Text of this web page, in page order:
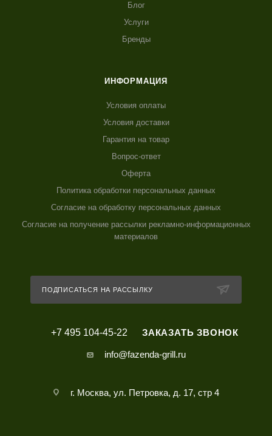
Блог
Услуги
Бренды
ИНФОРМАЦИЯ
Условия оплаты
Условия доставки
Гарантия на товар
Вопрос-ответ
Оферта
Политика обработки персональных данных
Согласие на обработку персональных данных
Согласие на получение рассылки рекламно-информационных
материалов
ПОДПИСАТЬСЯ НА РАССЫЛКУ
+7 495 104-45-22 ЗАКАЗАТЬ ЗВОНОК
info@fazenda-grill.ru
г. Москва, ул. Петровка, д. 17, стр 4